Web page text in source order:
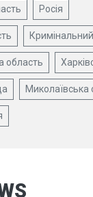
Росія
область
Миколаївська